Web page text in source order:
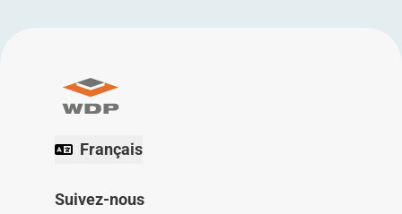
Français
Suivez-nous